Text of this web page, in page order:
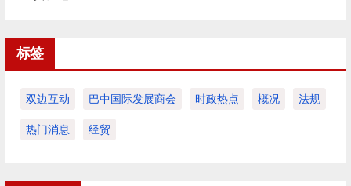
标签
双边互动 巴中国际发展商会 时政热点 概况 法规
热门消息 经贸